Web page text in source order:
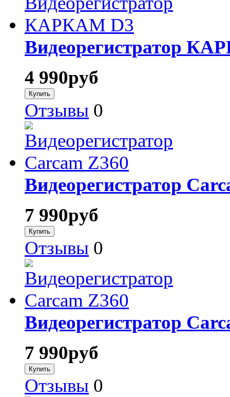
Видеорегистратор
4 990руб
Отзывы 0
Видеорегистратор
7 990руб
Отзывы 0
Видеорегистратор
7 990руб
Отзывы 0